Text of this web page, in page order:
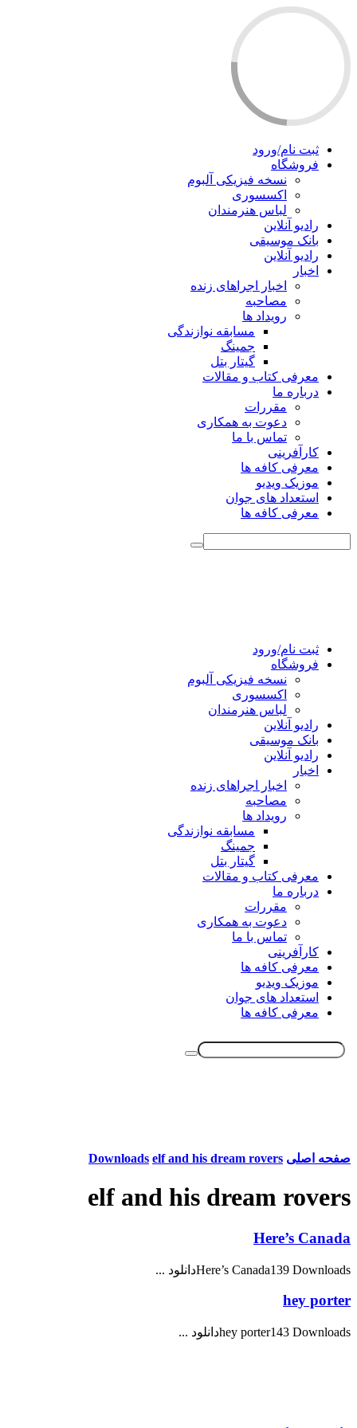
ثبت نام/ورود
فروشگاه
نسخه فیزیکی آلبوم
اکسسوری
لباس هنرمندان
رادیو آنلاین
بانک موسیقی
رادیو آنلاین
اخبار
اخبار اجراهای زنده
مصاحبه
رویداد ها
مسابقه نوازندگی
جمینگ
گیتار بتل
معرفی کتاب و مقالات
درباره ما
مقررات
دعوت به همکاری
تماس با ما
کارآفرینی
معرفی کافه ها
موزیک ویدیو
استعداد های جوان
معرفی کافه ها
ثبت نام/ورود
فروشگاه
نسخه فیزیکی آلبوم
اکسسوری
لباس هنرمندان
رادیو آنلاین
بانک موسیقی
رادیو آنلاین
اخبار
اخبار اجراهای زنده
مصاحبه
رویداد ها
مسابقه نوازندگی
جمینگ
گیتار بتل
معرفی کتاب و مقالات
درباره ما
مقررات
دعوت به همکاری
تماس با ما
کارآفرینی
معرفی کافه ها
موزیک ویدیو
استعداد های جوان
معرفی کافه ها
صفحه اصلی Downloads elf and his dream rovers
elf and his dream rovers
Here’s Canada
Here’s Canada139 Downloadsدانلود ...
hey porter
hey porter143 Downloadsدانلود ...